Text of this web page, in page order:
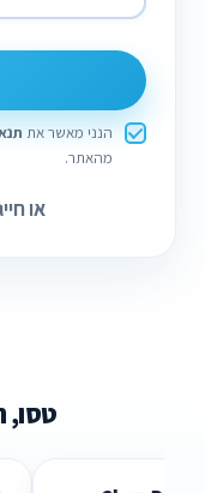
הנני מאשר את
מהאתר.
או
טסו,